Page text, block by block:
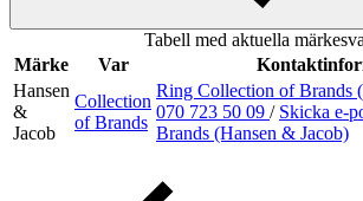
Inspiration
Tabell med aktuella
Märke
Var
Hansen
&
Jacob
Collection
of Brands
Ring Collection of Brands
070 723 50 09 / Skicka e-
Brands (Hansen & Jacob)